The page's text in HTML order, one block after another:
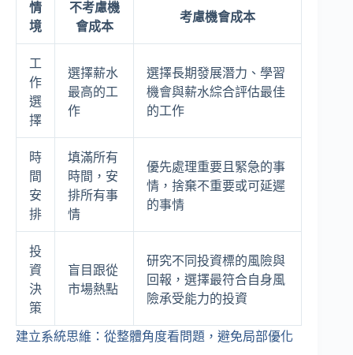
情
境
不考慮機
會成本
考慮機會成本
工
作
選
擇
選擇薪水
最高的工
作
選擇長期發展潛力、學習
機會與薪水綜合評估最佳
的工作
時
間
安
排
填滿所有
時間，安
排所有事
情
優先處理重要且緊急的事
情，捨棄不重要或可延遲
的事情
投
資
決
策
盲目跟從
市場熱點
研究不同投資標的風險與
回報，選擇最符合自身風
險承受能力的投資
建立系統思維：從整體角度看問題，避免局部優化